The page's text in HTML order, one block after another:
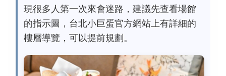
現很多人第一次來會迷路，建議先查看場館
的指示圖，台北小巨蛋官方網站上有詳細的
樓層導覽，可以提前規劃。